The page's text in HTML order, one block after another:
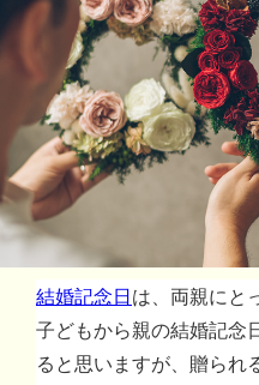
結婚記念日 は、両親にと
子どもから親の結婚記念
ると思いますが、贈られ